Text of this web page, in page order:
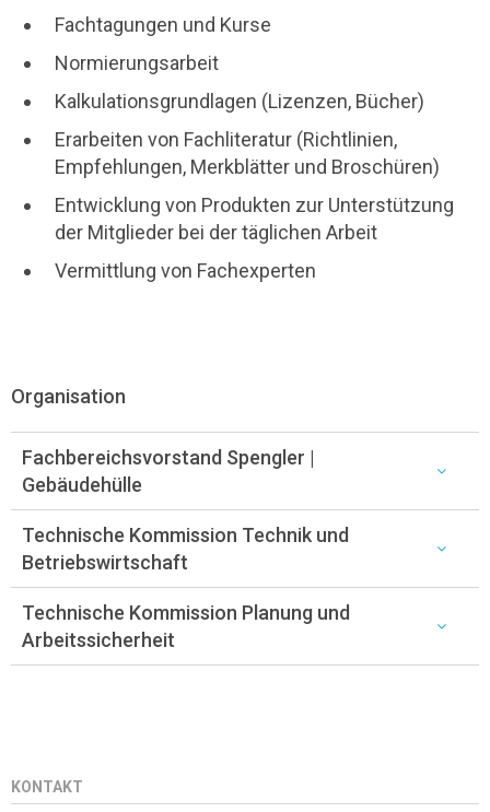
Fachtagungen und Kurse
Normierungsarbeit
Kalkulationsgrundlagen (Lizenzen, Bücher)
Erarbeiten von Fachliteratur (Richtlinien,
Empfehlungen, Merkblätter und Broschüren)
Entwicklung von Produkten zur Unterstützung
der Mitglieder bei der täglichen Arbeit
Vermittlung von Fachexperten
Organisation
Fachbereichsvorstand Spengler |
Gebäudehülle
Technische Kommission Technik und
Betriebswirtschaft
Technische Kommission Planung und
Arbeitssicherheit
KONTAKT